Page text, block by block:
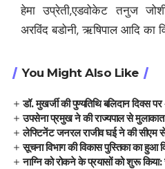
हेमा उप्रेती,एडवोकेट तनुज
अरविंद बडोनी, ऋषिपाल आदि का
You Might Also Like
डॉ. मुखर्जी की पुण्यतिथि बलिदान दिवस पर
उपसेना प्रमुख ने की राज्यपाल से मुलाकात
लेफ्टिनेंट जनरल राजीव घई ने की सीएम
सूचना विभाग की विकास पुस्तिका का हुआ
नाग्नि को रोकने के प्रयासों को शुरू